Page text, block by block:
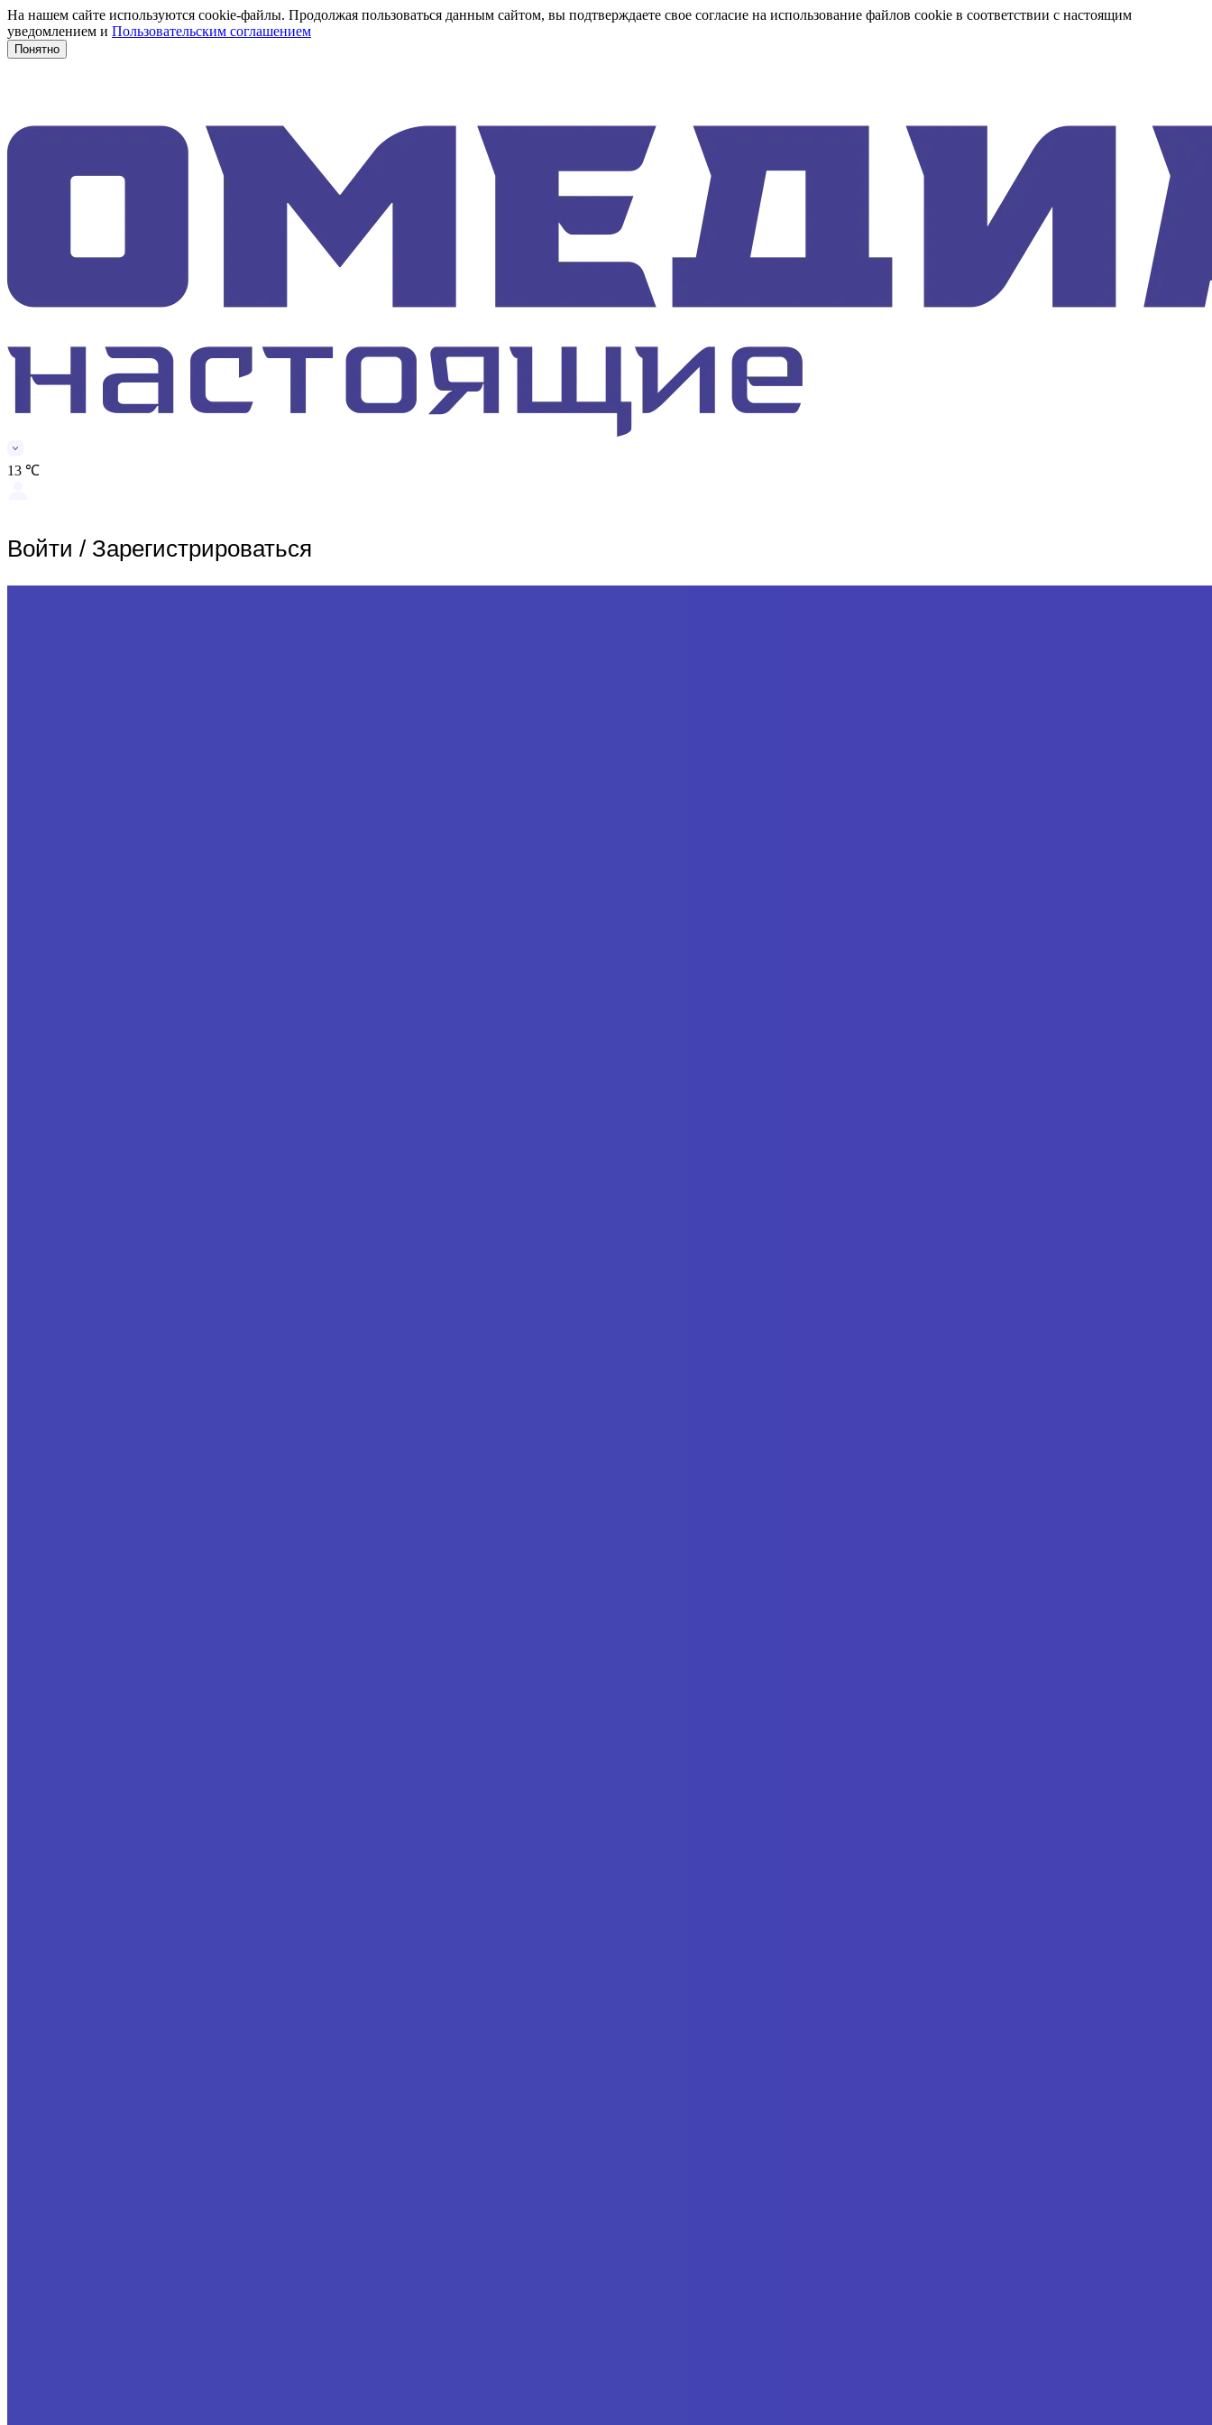
На нашем сайте используются cookie-файлы. Продолжая пользоваться данным сайтом, вы подтверждаете свое согласие на использование файлов cookie в соответствии с настоящим
уведомлением и Пользовательским соглашением
Понятно
13 ℃
Войти / Зарегистрироваться